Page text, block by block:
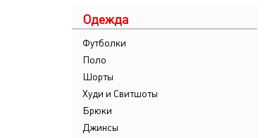
Одежда
Футболки
Поло
Шорты
Худи и Свитшоты
Брюки
Джинсы